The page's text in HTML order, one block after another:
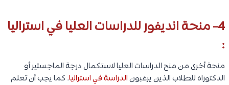
4- منحة انديفور للدراسات العليا في استراليا
:
منحة أخرى من منح الدراسات العليا لاستكمال درجة الماجستير أو
الدكتوراه للطلاب الذين يرغبونالدراسة في استراليا. كما يجب أن تعلم